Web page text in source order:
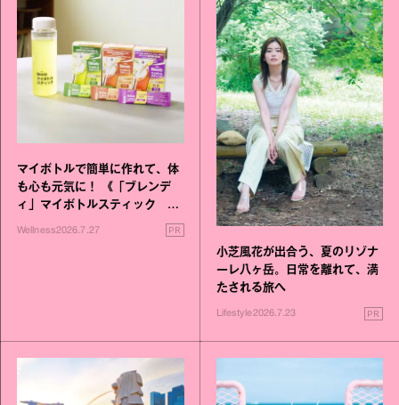
マイボトルで簡単に作れて、体
も心も元気に！ 《「ブレンデ
ィ」マイボトルスティック い
いこと毎日》シリーズが誕生
Wellness2026.7.27 PR
小芝風花が出合う、夏のリゾナ
ーレ八ヶ岳。日常を離れて、満
たされる旅へ
Lifestyle2026.7.23 PR